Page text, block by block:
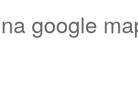
na google